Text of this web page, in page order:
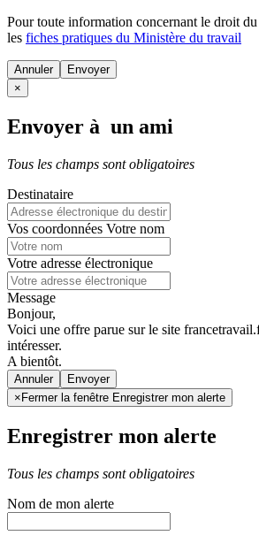
Pour toute information concernant le droit
les fiches pratiques du Ministère du travail
Annuler
×
Envoyer à un ami
Tous les champs sont obligatoires
Destinataire
Vos coordonnées Votre nom
Votre adresse électronique
Message
Bonjour,
Voici une offre parue sur le site
intéresser.
A bientôt.
Annuler
× Fermer la fenêtre Enregistrer mon alerte
Enregistrer mon alerte
Tous les champs sont obligatoires
Nom de mon alerte